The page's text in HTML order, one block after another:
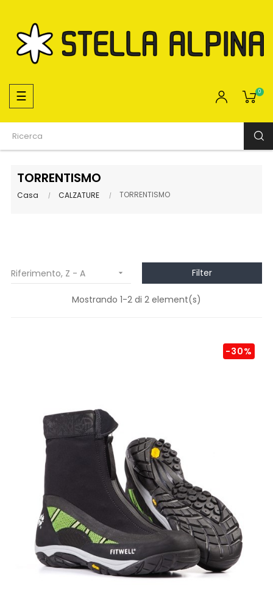
navigazione
Toggle
☰ 0
TORRENTISMO
Casa CALZATURE TORRENTISMO
Riferimento, Z - A  Filter
Mostrando 1-2 di 2 element(s)
-30%